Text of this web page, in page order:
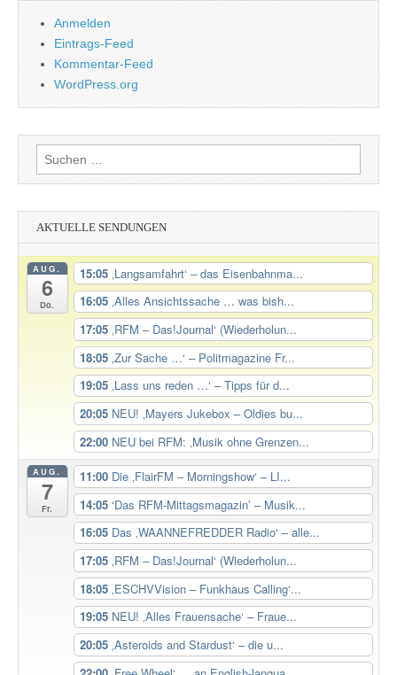
Anmelden
Eintrags-Feed
Kommentar-Feed
WordPress.org
Suchen
nach:
AKTUELLE SENDUNGEN
AUG.
6
Do.
15:05 ‚Langsamfahrt‘ – das Eisenbahnma...
16:05 ‚Alles Ansichtssache … was bish...
17:05 ‚RFM – Das!Journal‘ (Wiederholun...
18:05 ‚Zur Sache …‘ – Politmagazine Fr...
19:05 ‚Lass uns reden …‘ – Tipps für d...
20:05 NEU! ‚Mayers Jukebox – Oldies bu...
22:00 NEU bei RFM: ‚Musik ohne Grenzen...
AUG.
7
Fr.
11:00 Die ‚FlairFM – Morningshow‘ – LI...
14:05 ‘Das RFM-Mittagsmagazin’ – Musik...
16:05 Das ‚WAANNEFREDDER Radio‘ – alle...
17:05 ‚RFM – Das!Journal‘ (Wiederholun...
18:05 ‚ESCHVVision – Funkhaus Calling‘...
19:05 NEU! ‚Alles Frauensache‘ – Fraue...
20:05 ‚Asteroids and Stardust‘ – die u...